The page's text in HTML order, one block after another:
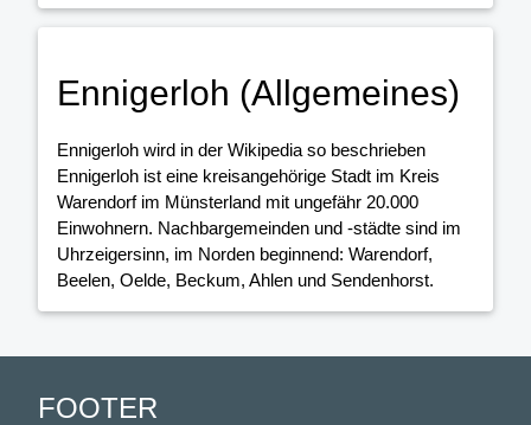
Ennigerloh (Allgemeines)
Ennigerloh wird in der Wikipedia so beschrieben
Ennigerloh ist eine kreisangehörige Stadt im Kreis
Warendorf im Münsterland mit ungefähr 20.000
Einwohnern. Nachbargemeinden und -städte sind im
Uhrzeigersinn, im Norden beginnend: Warendorf,
Beelen, Oelde, Beckum, Ahlen und Sendenhorst.
FOOTER